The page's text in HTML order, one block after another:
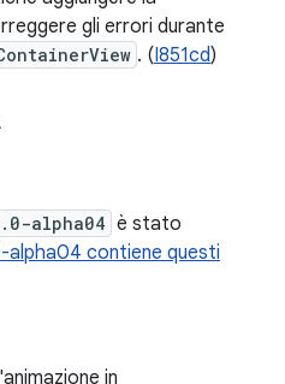
gli errori durante
. (I851cd)
alpha04 è stato
alpha04 contiene questi
in